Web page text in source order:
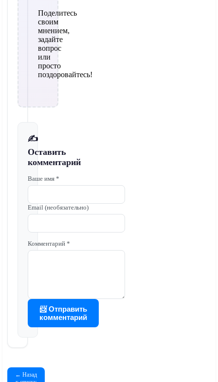
Поделитесь
своим
мнением,
задайте
вопрос
или
просто
поздоровайтесь!
✍️
Оставить
комментарий
Ваше имя *
Email (необязательно)
Комментарий *
📨 Отправить
комментарий
← Назад